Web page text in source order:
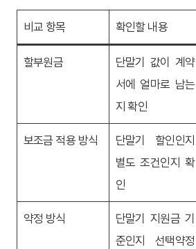
비교 항목 확인할 내용
할부원금
단말기 값이 계약
서에 얼마로 남는
지 확인
보조금 적용 방식
단말기 할인인지
별도 조건인지 확
인
약정 방식
단말기 지원금 기
준인지 선택약정